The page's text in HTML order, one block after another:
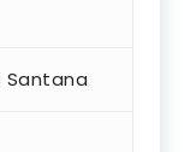
Santana